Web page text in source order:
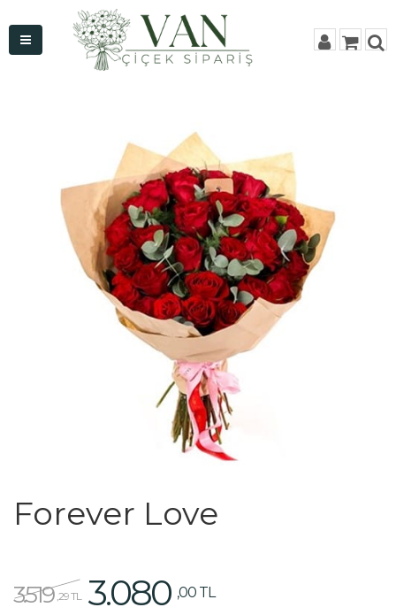
Forever Love
3.519 ,29 TL 3.080 ,00 TL